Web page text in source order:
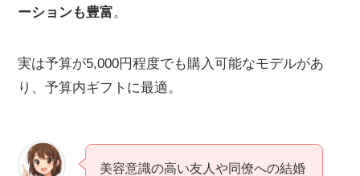
ーションも豊富。
実は予算が5,000円程度でも購入可能なモデルがあ
り、予算内ギフトに最適。
美容意識の高い友人や同僚への結婚